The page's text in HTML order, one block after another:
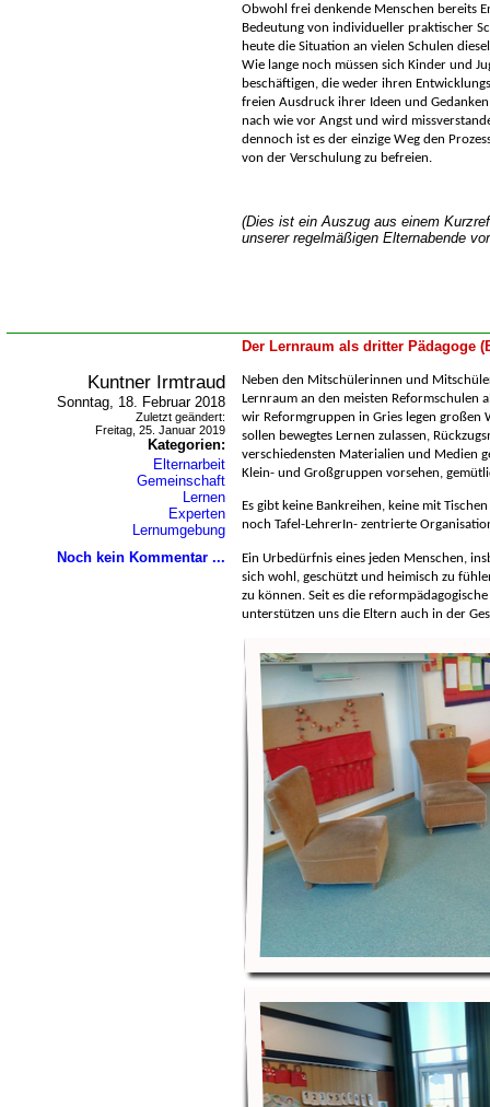
Obwohl frei denkende Menschen bereits
Bedeutung von individueller praktischer
heute die Situation an vielen Schulen
Wie lange noch müssen sich Kinder und
beschäftigen, die weder ihren
freien Ausdruck ihrer Ideen und Gedanken
nach wie vor Angst und wird
dennoch ist es der einzige Weg den
von der Verschulung zu befreien.
(Dies ist ein Auszug aus einem
unserer regelmäßigen Elternabende
Der Lernraum als dritter Pädagoge
Kuntner Irmtraud
Sonntag, 18. Februar 2018
Zuletzt geändert:
Freitag, 25. Januar 2019
Kategorien:
Elternarbeit
Gemeinschaft
Lernen
Experten
Lernumgebung
Noch kein Kommentar ...
Neben den Mitschülerinnen und
Lernraum an den meisten Reformschulen
wir Reformgruppen in Gries legen großen
sollen bewegtes Lernen zulassen,
verschiedensten Materialien und Medien
Klein- und Großgruppen vorsehen,
Es gibt keine Bankreihen, keine mit
noch Tafel-LehrerIn- zentrierte
Ein Urbedürfnis eines jeden Menschen,
sich wohl, geschützt und heimisch zu
zu können. Seit es die
unterstützen uns die Eltern auch in der